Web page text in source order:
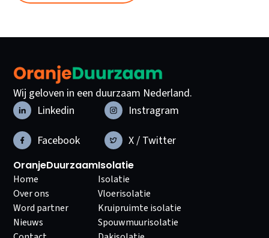
Wij geloven in een duurzaam Nederland.
Linkedin
Instragram
Facebook
X / Twitter
OranjeDuurzaam
Home
Over ons
Word partner
Nieuws
Isolatie
Isolatie
Vloerisolatie
Kruipruimte isolatie
Spouwmuurisolatie